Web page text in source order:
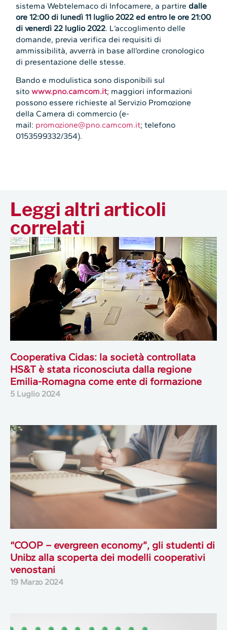
sistema Webtelemaco di Infocamere, a partiredalle
ore 12:00 di lunedì 11 luglio 2022 ed entro le ore 21:00
di venerdì 22 luglio 2022. L’accoglimento delle
domande, previa verifica dei requisiti di
ammissibilità, avverrà in base all’ordine cronologico
di presentazione delle stesse.
Bando e modulistica sono disponibili sul
sitowww.pno.camcom.it; maggiori informazioni
possono essere richieste al Servizio Promozione
della Camera di commercio (e-
mail: promozione@pno.camcom.it; telefono
0153599332/354).
Leggi altri articoli
correlati
Cooperativa Cidas: la società controllata
HS&T è stata riconosciuta dalla regione
Emilia-Romagna come ente di formazione
5 Luglio 2024
“COOP – evergreen economy”, gli studenti di
Unibz alla scoperta dei modelli cooperativi
venostani
19 Marzo 2024